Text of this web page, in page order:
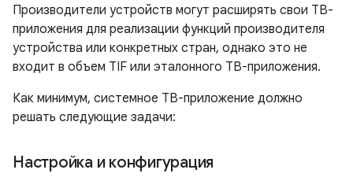
Производители устройств могут расширять свои ТВ-
приложения для реализации функций производителя
устройства или конкретных стран, однако это не
входит в объем TIF или эталонного ТВ-приложения.
Как минимум, системное ТВ-приложение должно
решать следующие задачи:
Настройка и конфигурация